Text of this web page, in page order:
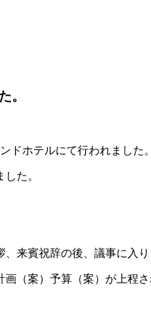
。
ドホテルにて行われました。
た。
来賓祝辞の後、議事に入り
（案）予算（案）が上程